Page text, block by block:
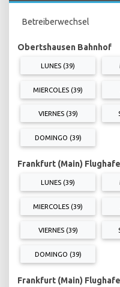
Betreiberwechsel
Obertshausen Bahnhof
LUNES (39)
MIERCOLES (39)
VIERNES (39)
DOMINGO (39)
Frankfurt (Main)
LUNES (39)
MIERCOLES (39)
VIERNES (39)
DOMINGO (39)
Frankfurt (Main)